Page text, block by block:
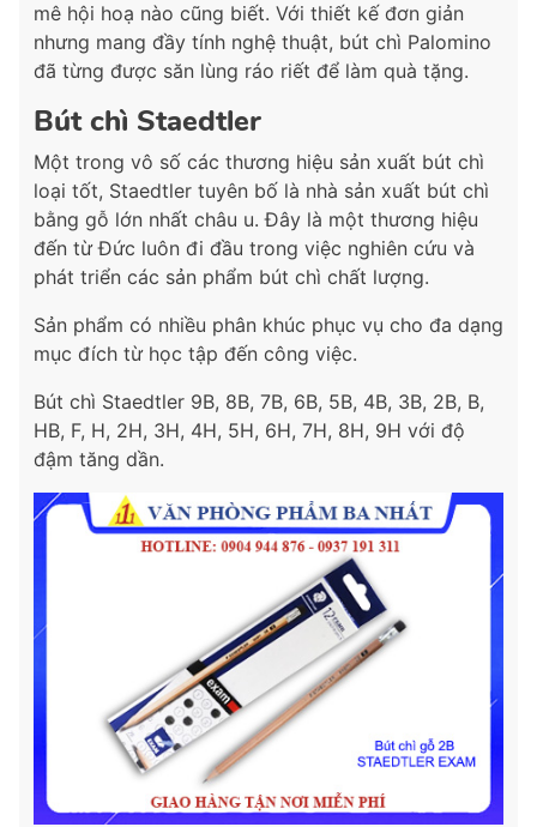
mê hội hoạ nào cũng biết. Với thiết kế đơn giản
nhưng mang đầy tính nghệ thuật, bút chì Palomino
đã từng được săn lùng ráo riết để làm quà tặng.
Bút chì Staedtler
Một trong vô số các thương hiệu sản xuất bút chì
loại tốt, Staedtler tuyên bố là nhà sản xuất bút chì
bằng gỗ lớn nhất châu u. Đây là một thương hiệu
đến từ Đức luôn đi đầu trong việc nghiên cứu và
phát triển các sản phẩm bút chì chất lượng.
Sản phẩm có nhiều phân khúc phục vụ cho đa dạng
mục đích từ học tập đến công việc.
Bút chì Staedtler 9B, 8B, 7B, 6B, 5B, 4B, 3B, 2B, B,
HB, F, H, 2H, 3H, 4H, 5H, 6H, 7H, 8H, 9H với độ
đậm tăng dần.